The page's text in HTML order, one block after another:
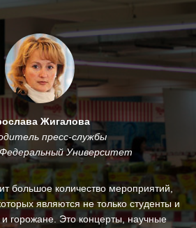
Жигалова
пресс-службы
Университет
большое количество мероприятий,
являются не только студенты и
горожане. Это концерты, научные